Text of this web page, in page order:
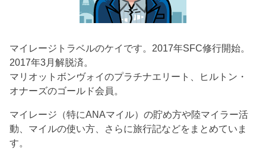
マイレージトラベルのケイです。2017年SFC修行開始。
2017年3月解脱済。
マリオットボンヴォイのプラチナエリート、ヒルトン・
オナーズのゴールド会員。
マイレージ（特にANAマイル）の貯め方や陸マイラー活
動、マイルの使い方、さらに旅行記などをまとめていま
す。